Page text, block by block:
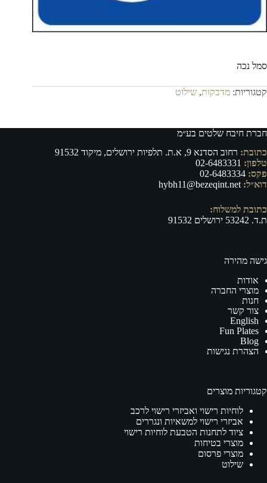
סמל נכה
קטגוריות: מדבקות, שילוט
חברת חיבח שלטים בע״מ
כתובת: רחוב הסדנא 9, א.ת. תלפיות ירושלים, מיקוד 91532
טלפון: 02-6483331
פקס:
דוא״ל: hybh11@bezeqint.net
כתובת למשלוח:
ת.ד. 53242 ירושלים 91532
גישה מהירה
אודות
מוצרי החברה
חנות
צור קשר
English
Fun Plates
Blog
הצהרת נגישות
קטגוריות מוצרים
לוחיות רישוי ואביזרי רישוי לרכב
אביזרי רישוי למשאיות ונגררים
ציוד לתחנות הטבעת לוחיות רישוי
מוצרי בטיחות
מוצרי פרסום
שילוט